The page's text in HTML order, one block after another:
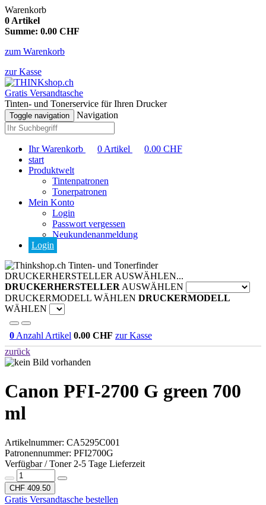
Warenkorb
0 Artikel
Summe: 0.00 CHF
zum Warenkorb
zur Kasse
Gratis Versandtasche
Tinten- und Tonerservice für Ihren Drucker
Toggle navigation Navigation
Ihr Warenkorb 0 Artikel 0.00 CHF
start
Produktwelt
Tintenpatronen
Tonerpatronen
Mein Konto
Login
Passwort vergessen
Neukundenanmeldung
Login
Tinten- und Tonerfinder
DRUCKERHERSTELLER AUSWÄHLEN...
DRUCKERHERSTELLER AUSWÄHLEN
DRUCKERMODELL WÄHLEN DRUCKERMODELL
WÄHLEN
0 Anzahl Artikel 0.00 CHF zur Kasse
zurück
Canon PFI-2700 G green 700
ml
Artikelnummer: CA5295C001
Patronennummer: PFI2700G
Verfügbar / Toner 2-5 Tage Lieferzeit
CHF 409.50
Gratis Versandtasche bestellen